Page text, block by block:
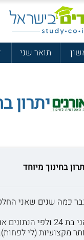
תואר שני
יתרון
בחינוך מיוחד
כמה שנים שאני
אני בת 24
מקצועיות (לי לפחות).